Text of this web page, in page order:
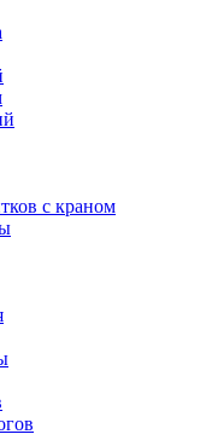
с краном